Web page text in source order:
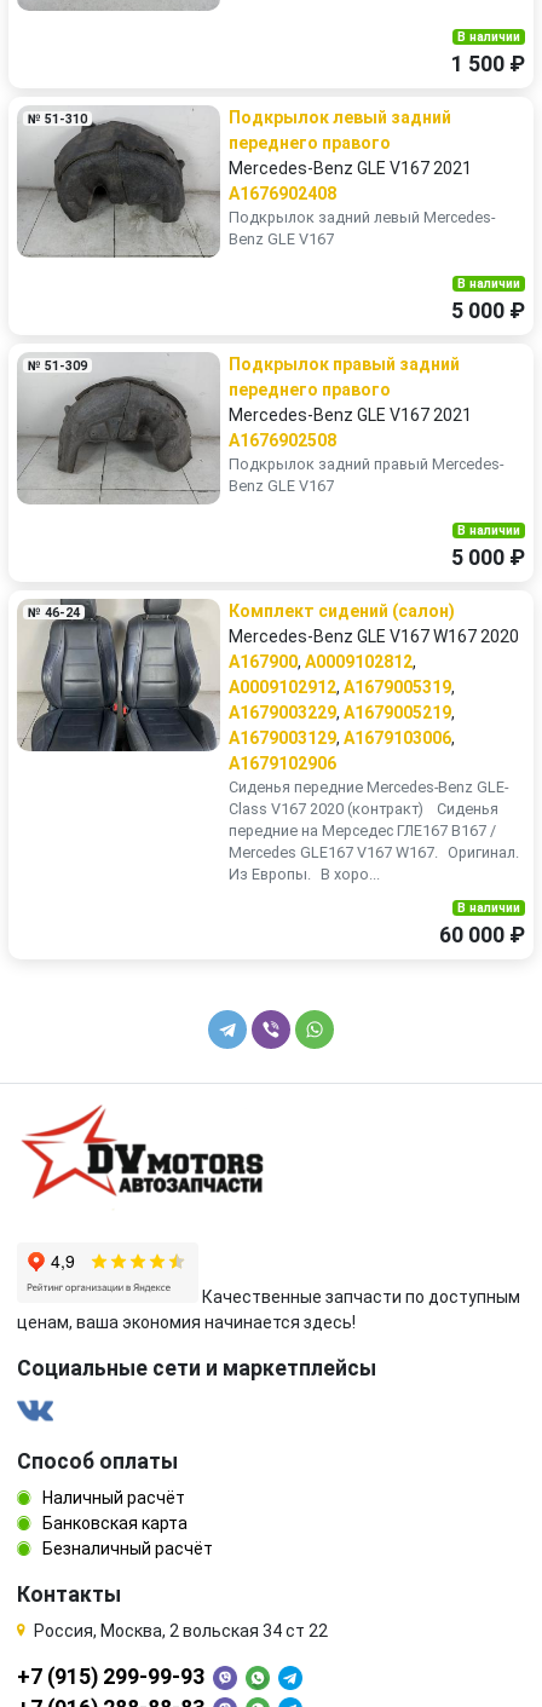
В наличии
1 500 ₽
№ 51-310
Подкрылок левый задний
переднего правого
Mercedes-Benz GLE V167 2021
A1676902408
Подкрылок задний левый Mercedes-
Benz GLE V167
В наличии
5 000 ₽
№ 51-309
Подкрылок правый задний
переднего правого
Mercedes-Benz GLE V167 2021
A1676902508
Подкрылок задний правый Mercedes-
Benz GLE V167
В наличии
5 000 ₽
№ 46-24
Комплект сидений (салон)
Mercedes-Benz GLE V167 W167 2020
A167900, A0009102812,
A0009102912, A1679005319,
A1679003229, A1679005219,
A1679003129, A1679103006,
A1679102906
Сиденья передние Mercedes-Benz GLE-
Class V167 2020 (контракт) Сиденья
передние на Мерседес ГЛЕ167 В167 /
Mercedes GLE167 V167 W167. Оригинал.
Из Европы. В хоро...
В наличии
60 000 ₽
Качественные запчасти по доступным
ценам, ваша экономия начинается здесь!
Социальные сети и маркетплейсы
Способ оплаты
Наличный расчёт
Банковская карта
Безналичный расчёт
Контакты
Россия, Москва, 2 вольская 34 ст 22
+7 (915) 299-99-93